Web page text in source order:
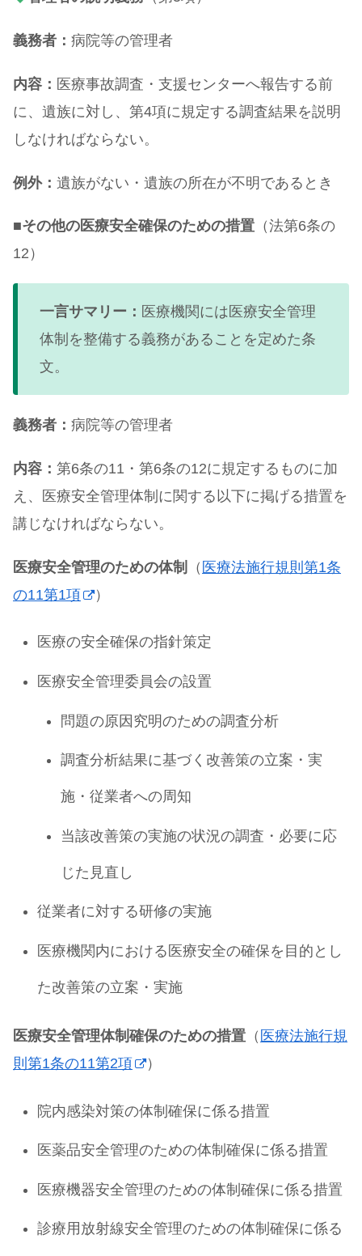
義務者： 病院等の管理者
内容： 医療事故調査・支援センターへ報告する前
に、遺族に対し、第4項に規定する調査結果を説明
しなければならない。
例外： 遺族がない・遺族の所在が不明であるとき
■その他の医療安全確保のための措置 （法第6条の
12）
一言サマリー： 医療機関には医療安全管理
体制を整備する義務があることを定めた条
文。
義務者： 病院等の管理者
内容： 第6条の11・第6条の12に規定するものに加
え、医療安全管理体制に関する以下に掲げる措置を
講じなければならない。
医療安全管理のための体制 （ 医療法施行規則第1条
の11第1項
）
医療の安全確保の指針策定
医療安全管理委員会の設置
問題の原因究明のための調査分析
調査分析結果に基づく改善策の立案・実
施・従業者への周知
当該改善策の実施の状況の調査・必要に応
じた見直し
従業者に対する研修の実施
医療機関内における医療安全の確保を目的とし
た改善策の立案・実施
医療安全管理体制確保のための措置 （ 医療法施行規
則第1条の11第2項
）
院内感染対策の体制確保に係る措置
医薬品安全管理のための体制確保に係る措置
医療機器安全管理のための体制確保に係る措置
診療用放射線安全管理のための体制確保に係る